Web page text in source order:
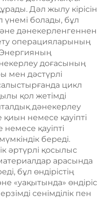
Дәл жылу кірісін
үнемі болады, бұл
дәнекерленгеннен
операцияларының
Энергияның
доғасының
мен дәстүрлі
цикл
қол жетімді
дәнекерлеу
немесе қауіпті
немесе қауіпті
береді.
әртүрлі қосылыс
арасында
бұл өндірістің
«уақытында» өндіріс
сенімділік пен